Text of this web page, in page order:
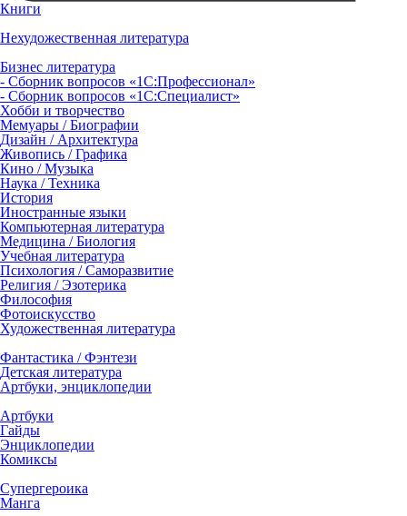
Книги
Нехудожественная литература
Бизнес литература
- Сборник вопросов «1С:Профессионал»
- Сборник вопросов «1С:Специалист»
Хобби и творчество
Мемуары / Биографии
Дизайн / Архитектура
Живопись / Графика
Кино / Музыка
Наука / Техника
История
Иностранные языки
Компьютерная литература
Медицина / Биология
Учебная литература
Психология / Саморазвитие
Религия / Эзотерика
Философия
Фотоискусство
Художественная литература
Фантастика / Фэнтези
Детская литература
Артбуки, энциклопедии
Артбуки
Гайды
Энциклопедии
Комиксы
Супергероика
Манга